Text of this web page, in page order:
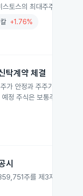
토스의 최대주주로서 경
+1.76%
탁계약 체결
가 안정과 주주가치 제고
정 주식은 보통주
시
주를 제3자배정 방